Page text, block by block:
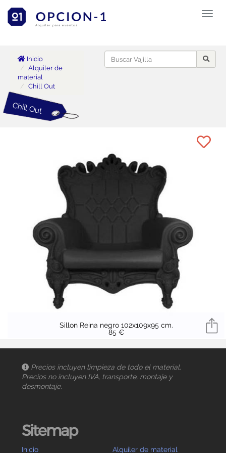
Alquiler para eventos
Inicio
Alquiler de
material
Chill Out
Chill Out
Sillon Reina negro 102x109x95 cm.
85 €
Precios incluyen limpieza de todo el material.
Precios no incluyen IVA, transporte, montaje y
desmontaje.
Sitemap
Inicio Alquiler de material